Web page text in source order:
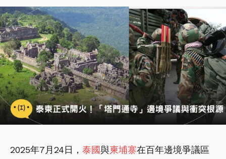
2025年7月24日， 泰國與柬埔寨在百年邊境爭議區